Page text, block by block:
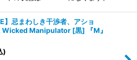
】忌まわしき干渉者、アショ
Manipulator [黒] 『M』
)